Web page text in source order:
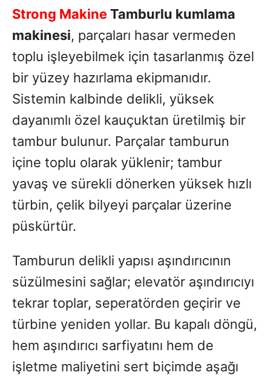
Strong MakineTamburlu kumlama
makinesi, parçaları hasar vermeden
toplu işleyebilmek için tasarlanmış özel
bir yüzey hazırlama ekipmanıdır.
Sistemin kalbinde delikli, yüksek
dayanımlı özel kauçuktan üretilmiş bir
tambur bulunur. Parçalar tamburun
içine toplu olarak yüklenir; tambur
yavaş ve sürekli dönerken yüksek hızlı
türbin, çelik bilyeyi parçalar üzerine
püskürtür.
Tamburun delikli yapısı aşındırıcının
süzülmesini sağlar; elevatör aşındırıcıyı
tekrar toplar, seperatörden geçirir ve
türbine yeniden yollar. Bu kapalı döngü,
hem aşındırıcı sarfiyatını hem de
işletme maliyetini sert biçimde aşağı